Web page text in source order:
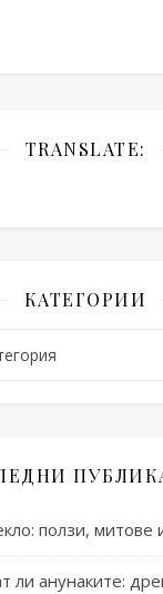
TRANSLATE:
КАТЕГОРИИ
ползи, митове
ли анунаките: